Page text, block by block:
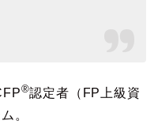
®認定者（FP上級資
。